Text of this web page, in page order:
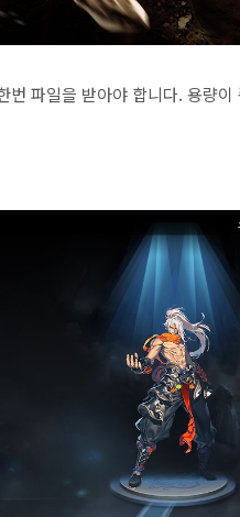
번 파일을 받아야 합니다. 용량